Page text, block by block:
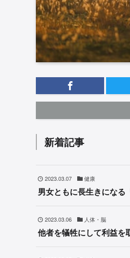
新着記事
2023.03.07 健康
男女ともに長生きになる
2023.03.06 人体・脳
他者を犠牲にして利益を